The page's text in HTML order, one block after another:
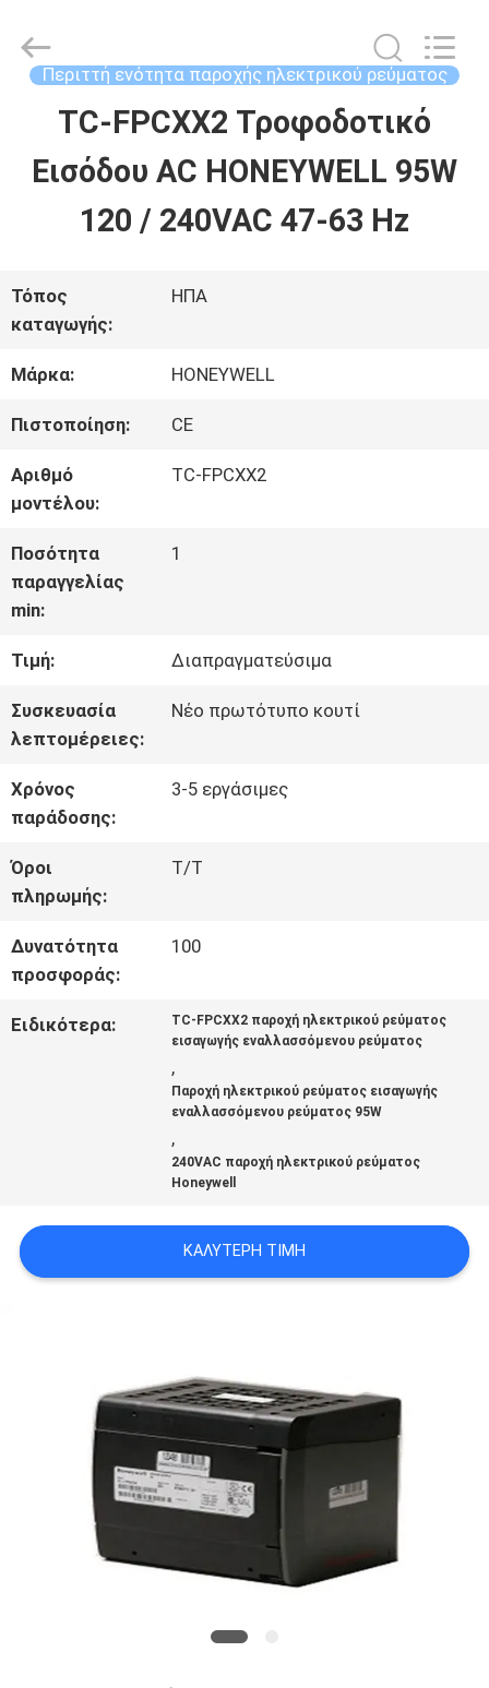
ΑΡΧΙΚΉ
ΣΕΛΊΔΑ
ΒΊΝΤΕΟ
ΣΧΕΤΙΚΆ
ΜΕ
ΕΜΆΣ
ΓΎΡΟΣ
ΕΡΓΟΣΤΑΣΊΩΝ
ΠΟΙΟΤΙΚΌΣ
ΈΛΕΓΧΟΣ
ΕΠΑΦΉ
ΝΈΑ
ΌΛΕΣ
ΠΕΡΙΠΤΏΣΕΙΣ
ΈΝΑ
SITEMAP
ΠΟΛΙΤΙΚΉ
ΜΥΣΤΙΚΌΤΗΤΑΣ
Wisdomlong
Technology
CO.,LTD.
Περιττή ενότητα παροχής ηλεκτρικού ρεύματος
TC-FPCXX2 Τροφοδοτικό
Εισόδου AC HONEYWELL 95W
120 / 240VAC 47-63 Hz
Τόπος
καταγωγής:
ΗΠΑ
Μάρκα: HONEYWELL
Πιστοποίηση: CE
Αριθμό
μοντέλου:
TC-FPCXX2
Ποσότητα
παραγγελίας
min:
1
Τιμή: Διαπραγματεύσιμα
Συσκευασία
λεπτομέρειες:
Νέο πρωτότυπο κουτί
Χρόνος
παράδοσης:
3-5 εργάσιμες
Όροι
πληρωμής:
T/T
Δυνατότητα
προσφοράς:
100
Ειδικότερα:
TC-FPCXX2 παροχή ηλεκτρικού ρεύματος
εισαγωγής εναλλασσόμενου ρεύματος
,
Παροχή ηλεκτρικού ρεύματος εισαγωγής
εναλλασσόμενου ρεύματος 95W
,
240VAC παροχή ηλεκτρικού ρεύματος
Honeywell
ΚΑΛΎΤΕΡΗ ΤΙΜΉ